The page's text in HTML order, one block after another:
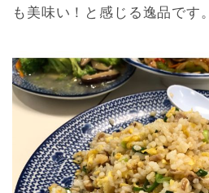
も美味い！と感じる逸品です。